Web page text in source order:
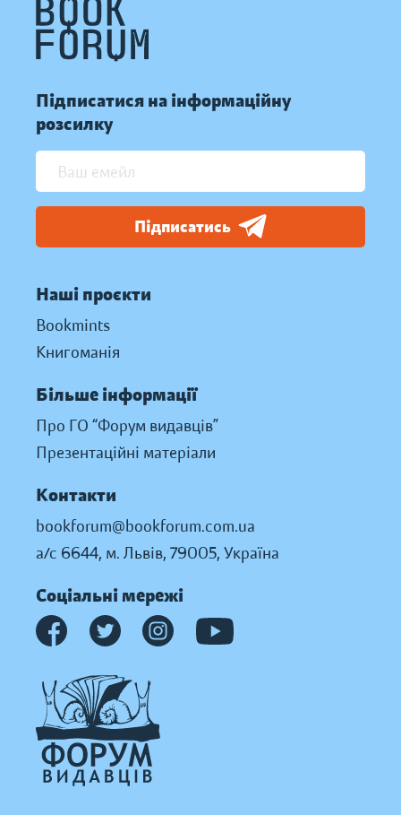
Підписатися на інформаційну
розсилку
Підписатись
Наші проєкти
Bookmints
Книгоманія
Більше інформації
Про ГО “Форум видавців”
Презентаційні матеріали
Контакти
bookforum@bookforum.com.ua
а/с 6644, м. Львів, 79005, Україна
Соціальні мережі